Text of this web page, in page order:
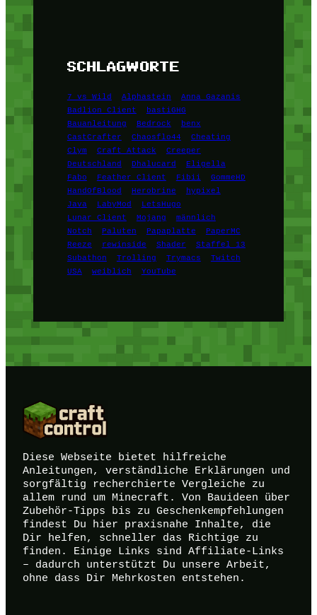
SCHLAGWORTE
7 vs Wild Alphastein
Anna Gazanis
Badlion Client
bastiGHG
Bauanleitung
Bedrock
benx
CastCrafter
Chaosflo44
Cheating
Clym
Craft Attack
Creeper
Deutschland
Dhalucard
Eligella
Fabo
Feather Client Fibii
GommeHD
HandOfBlood
Herobrine
hypixel
Java
LabyMod
LetsHugo
Lunar Client
Mojang
männlich
Notch
Paluten Papaplatte
PaperMC
Reeze
rewinside Shader
Staffel 13
Subathon
Trolling Trymacs
Twitch
USA
weiblich YouTube
Diese Webseite bietet hilfreiche
Anleitungen, verständliche Erklärungen und
sorgfältig recherchierte Vergleiche zu
allem rund um Minecraft. Von Bauideen über
Zubehör-Tipps bis zu Geschenkempfehlungen
findest Du hier praxisnahe Inhalte, die
Dir helfen, schneller das Richtige zu
finden. Einige Links sind Affiliate-Links
– dadurch unterstützt Du unsere Arbeit,
ohne dass Dir Mehrkosten entstehen.